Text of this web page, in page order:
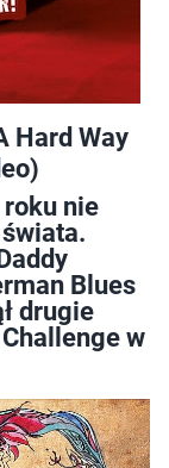
Hard Way
nie
Blues
drugie
w